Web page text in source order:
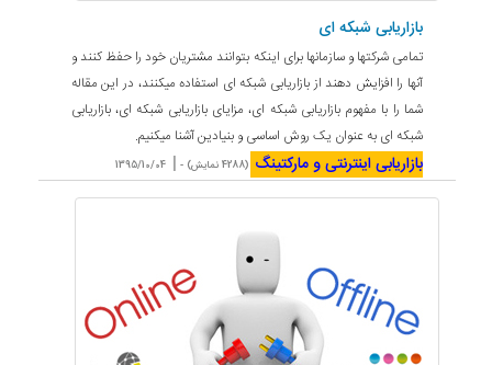
بازاریابی شبکه ای
تمامی شرکتها و سازمانها برای اینکه بتوانند مشتریان خود را حفظ کنند و
آنها را افزایش دهند از بازاریابی شبکه ای استفاده میکنند، در این مقاله
شما را با مفهوم بازاریابی شبکه ای، مزایای بازاریابی شبکه ای، بازاریابی
شبکه ای به عنوان یک روش اساسی و بنیادین آشنا میکنیم.
بازاریابی اینترنتی و مارکتینگ (4288 نمایش) - |
1395/10/04